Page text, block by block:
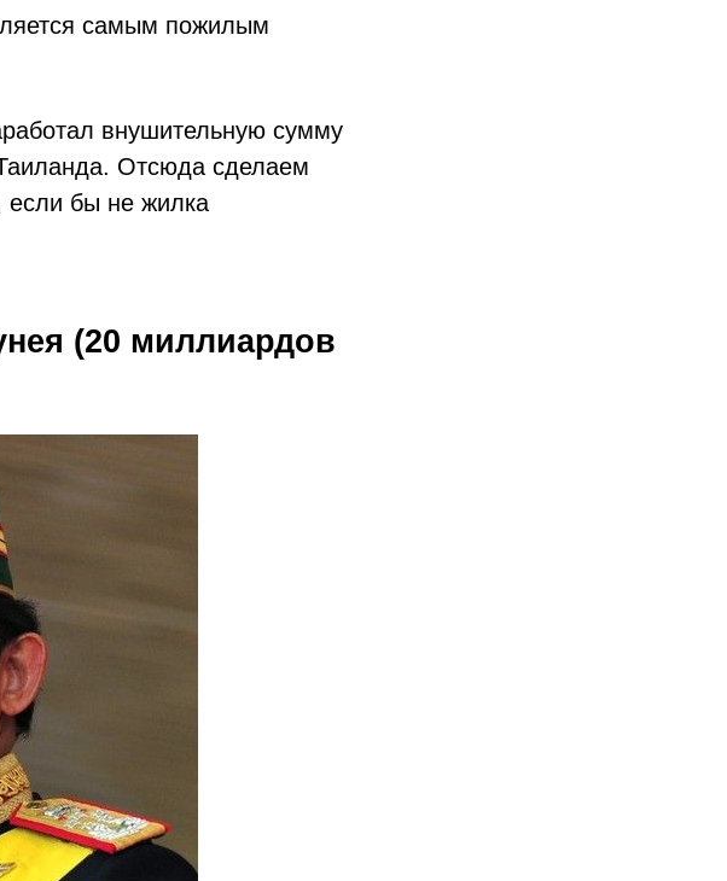
самым пожилым
внушительную сумму
Отсюда сделаем
если бы не жилка
(20 миллиардов